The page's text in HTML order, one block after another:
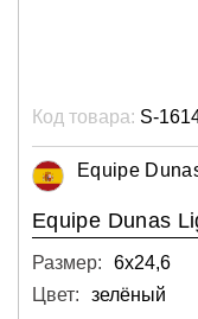
Код товара: S-
Equipe
Equipe Dunas
Размер:
6х24,6
Цвет:
зелёный